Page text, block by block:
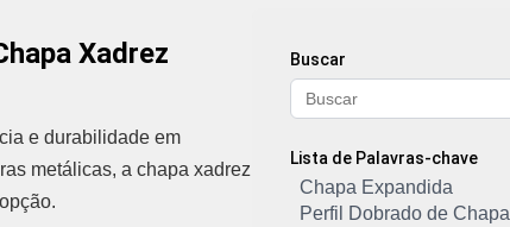
Xadrez
e durabilidade em
metálicas, a chapa xadrez
Buscar
Lista de Palavras-chave
Chapa Expandida
Perfil Dobrado de Chapa